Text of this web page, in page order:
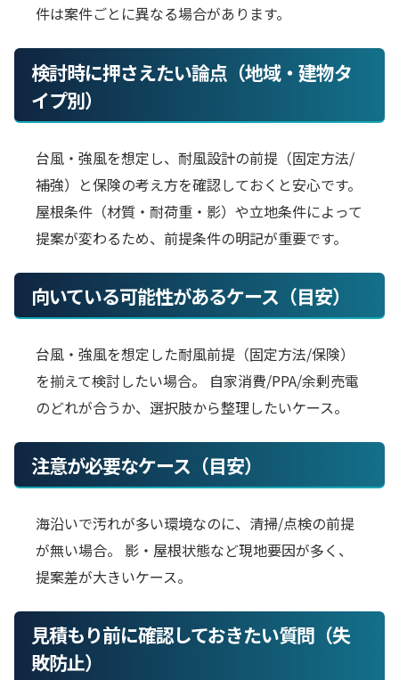
件は案件ごとに異なる場合があります。
検討時に押さえたい論点（地域・建物タ
イプ別）
台風・強風を想定し、耐風設計の前提（固定方法/
補強）と保険の考え方を確認しておくと安心です。
屋根条件（材質・耐荷重・影）や立地条件によって
提案が変わるため、前提条件の明記が重要です。
向いている可能性があるケース（目安）
台風・強風を想定した耐風前提（固定方法/保険）
を揃えて検討したい場合。 自家消費/PPA/余剰売電
のどれが合うか、選択肢から整理したいケース。
注意が必要なケース（目安）
海沿いで汚れが多い環境なのに、清掃/点検の前提
が無い場合。 影・屋根状態など現地要因が多く、
提案差が大きいケース。
見積もり前に確認しておきたい質問（失
敗防止）